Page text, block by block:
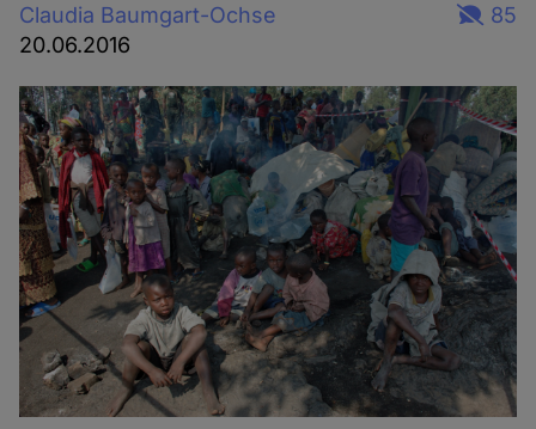
Claudia Baumgart-Ochse
20.06.2016
85